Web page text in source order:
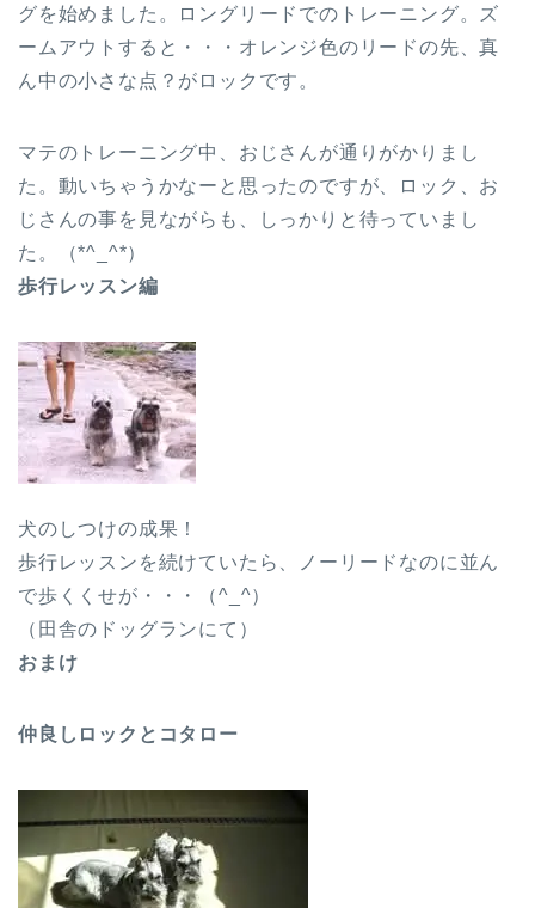
グを始めました。ロングリードでのトレーニング。ズ
ームアウトすると・・・オレンジ色のリードの先、真
ん中の小さな点？がロックです。
マテのトレーニング中、おじさんが通りがかりまし
た。動いちゃうかなーと思ったのですが、ロック、お
じさんの事を見ながらも、しっかりと待っていまし
た。（*^_^*）
歩行レッスン編
犬のしつけの成果！
歩行レッスンを続けていたら、ノーリードなのに並ん
で歩くくせが・・・（^_^）
（田舎のドッグランにて）
おまけ
仲良しロックとコタロー